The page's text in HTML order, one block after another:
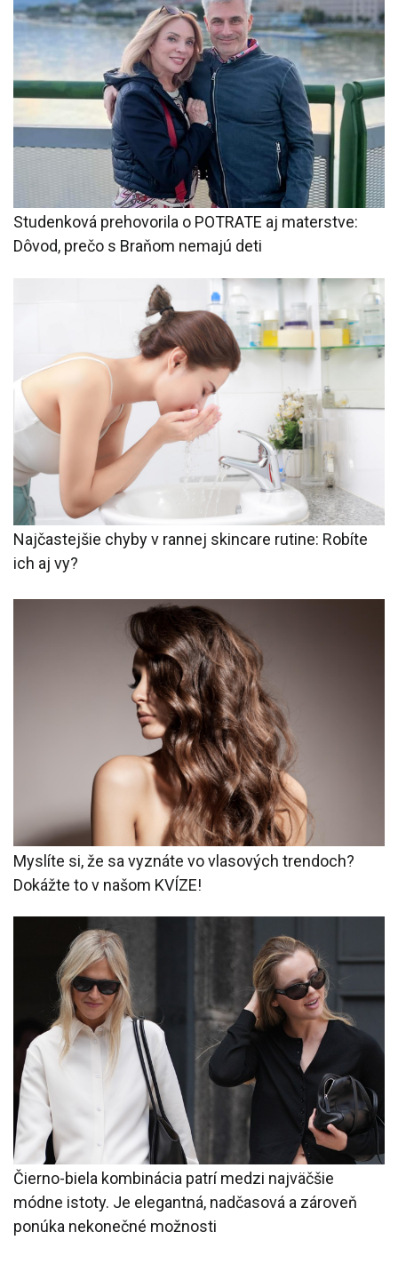
Studenková prehovorila o POTRATE aj materstve:
Dôvod, prečo s Braňom nemajú deti
Najčastejšie chyby v rannej skincare rutine: Robíte
ich aj vy?
Myslíte si, že sa vyznáte vo vlasových trendoch?
Dokážte to v našom KVÍZE!
Čierno-biela kombinácia patrí medzi najväčšie
módne istoty. Je elegantná, nadčasová a zároveň
ponúka nekonečné možnosti